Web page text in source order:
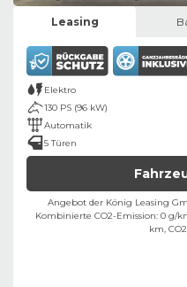
Leasing
Elektro
130 PS (96 kW)
Automatik
5 Türen
Angebot der König Leasing
Kombinierte CO2-Emission: 0 g/
km,